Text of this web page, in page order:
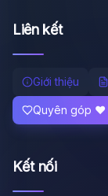
Liên kết
Giới thiệu
Quyên góp ❤️
Kết nối